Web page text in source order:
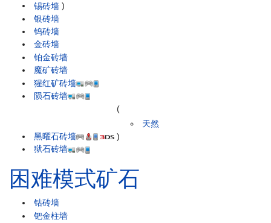
锡砖墙 )
银砖墙
钨砖墙
金砖墙
铂金砖墙
魔矿砖墙
猩红矿砖墙
陨石砖墙
黑曜石砖墙
(
天然
)
狱石砖墙
困难模式矿石
钴砖墙
钯金柱墙